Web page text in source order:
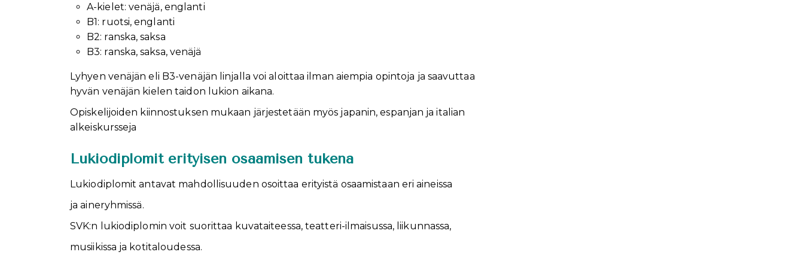
A-kielet: venäjä, englanti
B1: ruotsi, englanti
B2: ranska, saksa
B3: ranska, saksa, venäjä
Lyhyen venäjän eli B3-venäjän linjalla voi aloittaa ilman aiempia opintoja ja saavuttaa
hyvän venäjän kielen taidon lukion aikana.
Opiskelijoiden kiinnostuksen mukaan järjestetään myös japanin, espanjan ja italian
alkeiskursseja
Lukiodiplomit erityisen osaamisen tukena
Lukiodiplomit antavat mahdollisuuden osoittaa erityistä osaamistaan eri aineissa
ja aineryhmissä.
SVK:n lukiodiplomin voit suorittaa kuvataiteessa, teatteri-ilmaisussa, liikunnassa,
musiikissa ja kotitaloudessa.